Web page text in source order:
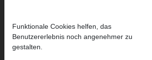
WASSERPUMPENZANGEN
Funktionale Cookies helfen, das
Benutzererlebnis noch angenehmer zu
gestalten.